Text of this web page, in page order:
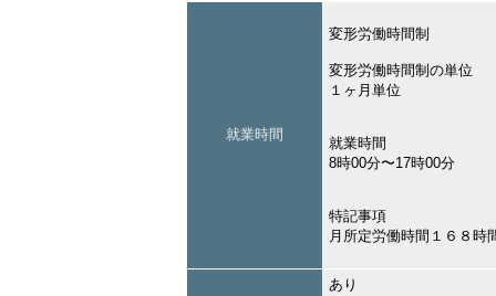
就業時間
変形労働時間制
変形労働時間制の単位
１ヶ月単位
就業時間
8時00分〜17時00分
特記事項
月所定労働時間１６８時
あり